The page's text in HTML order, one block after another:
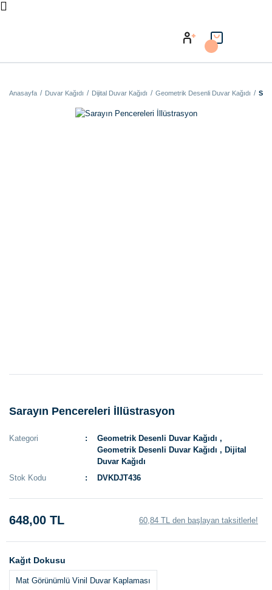
Anasayfa Duvar Kağıdı Dijital Duvar Kağıdı Geometrik Desenli Duvar Kağıdı
Sarayın Pencereleri İllüstrasyon
Kategori Geometrik Desenli Duvar Kağıdı ,
Geometrik Desenli Duvar Kağıdı , Dijital
Duvar Kağıdı
Stok Kodu
DVKDJT436
648,00 TL 60,84 TL den başlayan taksitlerle!
Kağıt Dokusu
Mat Görünümlü Vinil Duvar Kaplaması